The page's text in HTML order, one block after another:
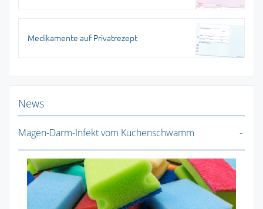
Medikamente auf Privatrezept
News
Magen-Darm-Infekt vom Küchenschwamm